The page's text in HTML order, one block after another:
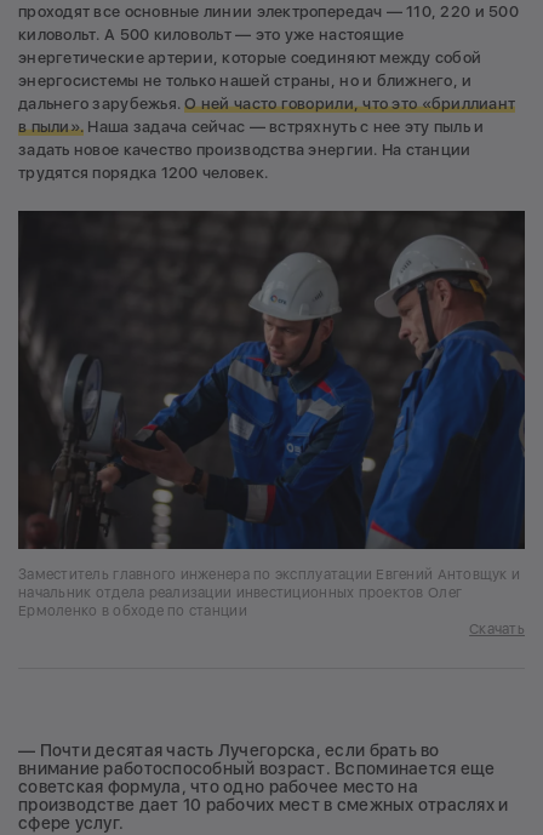
проходят все основные линии электропередач — 110, 220 и 500
киловольт. А 500 киловольт — это уже настоящие
энергетические артерии, которые соединяют между собой
энергосистемы не только нашей страны, но и ближнего, и
дальнего зарубежья.О ней часто говорили, что это«бриллиант
в пыли». Наша задача сейчас — встряхнуть с нее эту пыль и
задать новое качество производства энергии. На станции
трудятся порядка 1200 человек.
Заместитель главного инженера по эксплуатации Евгений Антовщук и
начальник отдела реализации инвестиционных проектов Олег
Ермоленко в обходе по станции
Скачать
— Почти десятая часть Лучегорска, если брать во
внимание работоспособный возраст. Вспоминается еще
советская формула, что одно рабочее место на
производстве дает 10 рабочих мест в смежных отраслях и
сфере услуг.